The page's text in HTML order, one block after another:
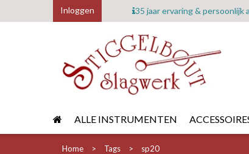
Inloggen 35 jaar ervaring & persoonlijk
ALLE INSTRUMENTEN
Home Tags sp20